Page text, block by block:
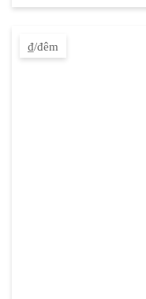
₫/đêm